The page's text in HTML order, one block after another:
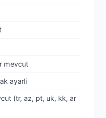
mevcut
ayarli
(tr, az, pt, uk, kk, ar